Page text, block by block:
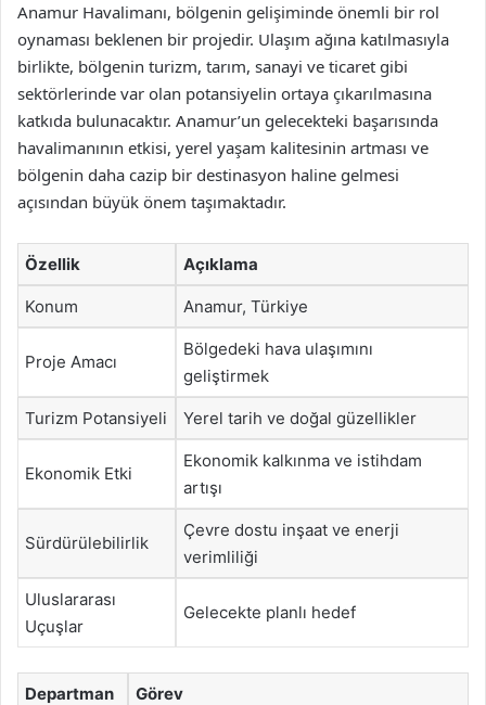
Anamur Havalimanı, bölgenin gelişiminde önemli bir rol
oynaması beklenen bir projedir. Ulaşım ağına katılmasıyla
birlikte, bölgenin turizm, tarım, sanayi ve ticaret gibi
sektörlerinde var olan potansiyelin ortaya çıkarılmasına
katkıda bulunacaktır. Anamur’un gelecekteki başarısında
havalimanının etkisi, yerel yaşam kalitesinin artması ve
bölgenin daha cazip bir destinasyon haline gelmesi
açısından büyük önem taşımaktadır.
Özellik Açıklama
Konum Anamur, Türkiye
Proje Amacı
Bölgedeki hava ulaşımını
geliştirmek
Turizm Potansiyeli Yerel tarih ve doğal güzellikler
Ekonomik Etki
Ekonomik kalkınma ve istihdam
artışı
Sürdürülebilirlik
Çevre dostu inşaat ve enerji
verimliliği
Uluslararası
Uçuşlar
Gelecekte planlı hedef
Departman Görev